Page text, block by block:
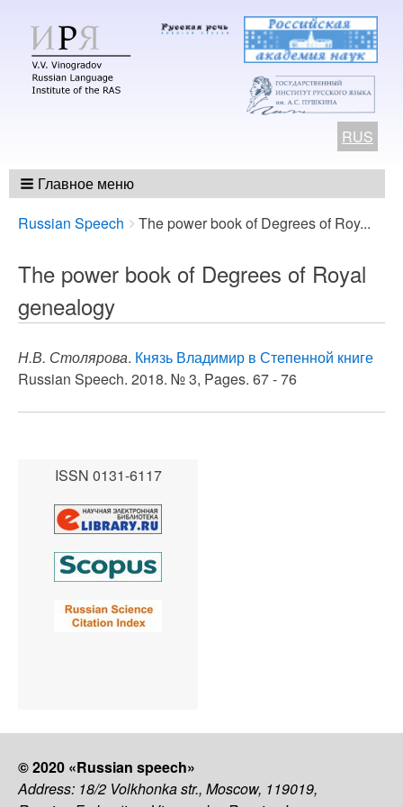
RUS
Главное меню
Breadcrumbs
You
here:
Russian Speech The power book of Degrees of Roy...
The power book of Degrees of Royal
genealogy
Н.В. Столярова. Князь Владимир в Степенной книге
Russian Speech. 2018. № 3, Pages. 67 - 76
ISSN 0131-6117
© 2020 «Russian speech»
Address: 18/2 Volkhonka str., Moscow, 119019,